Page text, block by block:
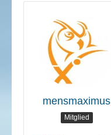
mensmaximus
Mitglied